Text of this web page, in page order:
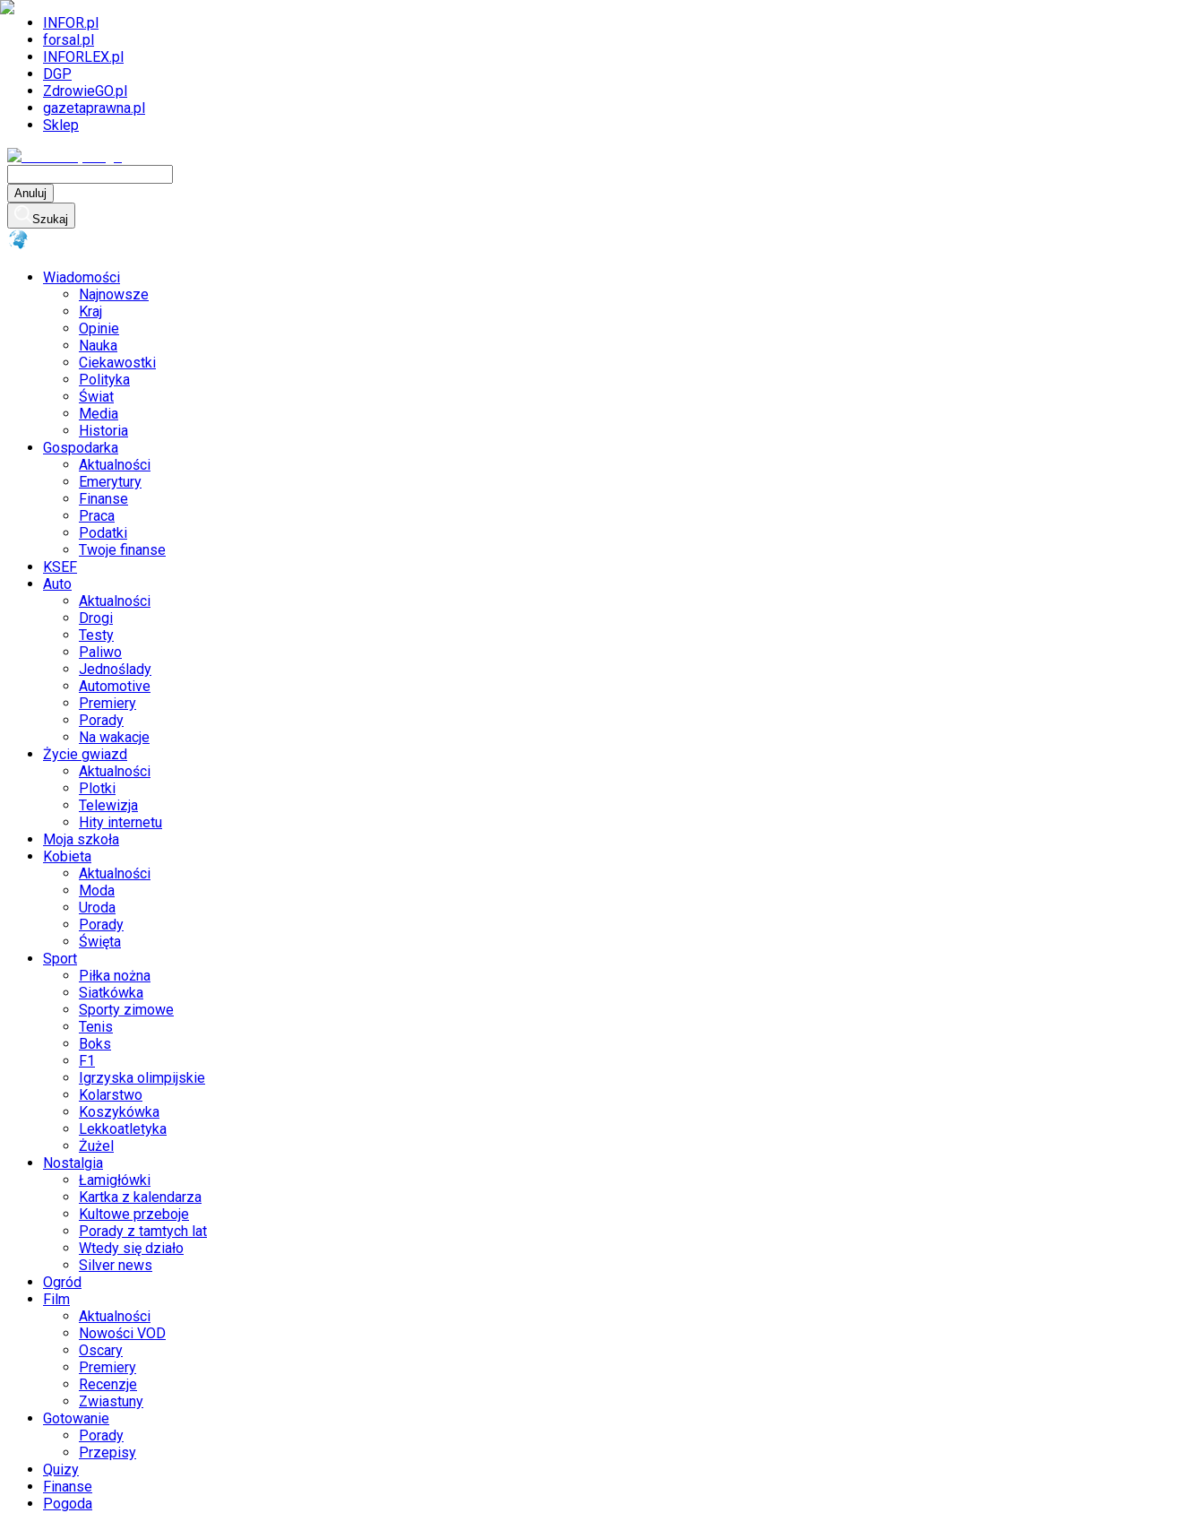
INFOR.pl
forsal.pl
INFORLEX.pl
DGP
ZdrowieGO.pl
gazetaprawna.pl
Sklep
Anuluj
Szukaj
Wiadomości
Najnowsze
Kraj
Opinie
Nauka
Ciekawostki
Polityka
Świat
Media
Historia
Gospodarka
Aktualności
Emerytury
Finanse
Praca
Podatki
Twoje finanse
KSEF
Auto
Aktualności
Drogi
Testy
Paliwo
Jednoślady
Automotive
Premiery
Porady
Na wakacje
Życie gwiazd
Aktualności
Plotki
Telewizja
Hity internetu
Moja szkoła
Kobieta
Aktualności
Moda
Uroda
Porady
Święta
Sport
Piłka nożna
Siatkówka
Sporty zimowe
Tenis
Boks
F1
Igrzyska olimpijskie
Kolarstwo
Koszykówka
Lekkoatletyka
Żużel
Nostalgia
Łamigłówki
Kartka z kalendarza
Kultowe przeboje
Porady z tamtych lat
Wtedy się działo
Silver news
Ogród
Film
Aktualności
Nowości VOD
Oscary
Premiery
Recenzje
Zwiastuny
Gotowanie
Porady
Przepisy
Quizy
Finanse
Pogoda